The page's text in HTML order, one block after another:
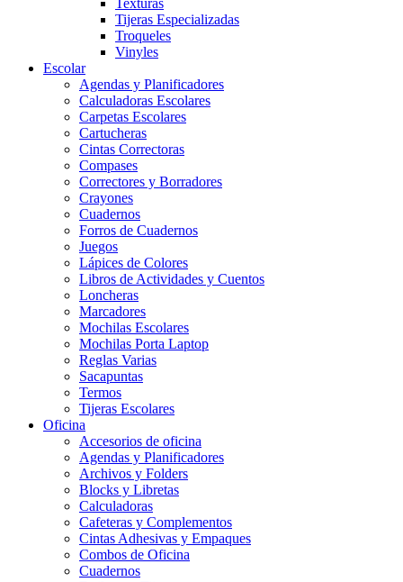
Texturas
Tijeras Especializadas
Troqueles
Vinyles
Escolar
Agendas y Planificadores
Calculadoras Escolares
Carpetas Escolares
Cartucheras
Cintas Correctoras
Compases
Correctores y Borradores
Crayones
Cuadernos
Forros de Cuadernos
Juegos
Lápices de Colores
Libros de Actividades y Cuentos
Loncheras
Marcadores
Mochilas Escolares
Mochilas Porta Laptop
Reglas Varias
Sacapuntas
Termos
Tijeras Escolares
Oficina
Accesorios de oficina
Agendas y Planificadores
Archivos y Folders
Blocks y Libretas
Calculadoras
Cafeteras y Complementos
Cintas Adhesivas y Empaques
Combos de Oficina
Cuadernos